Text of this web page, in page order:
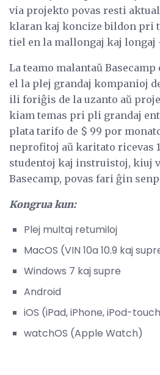
via projekto povas resti
klaran kaj koncize bildon pri
tiel en la mallongaj kaj longaj
La teamo malantaŭ
el la plej grandaj kompanioj
ili foriĝis de la uzanto aŭ
kiam temas pri pli grandaj
plata tarifo de $ 99 por
neprofitoj aŭ karitato ricevas
studentoj kaj instruistoj, kiuj
Basecamp, povas fari ĝin
Kongrua kun:
Plej multaj retumiloj
MacOS (VIN 10a 10.9 kaj
Windows 7 kaj supre
Android
iOS (iPad, iPhone, iPod-
watchOS (Apple Watch)